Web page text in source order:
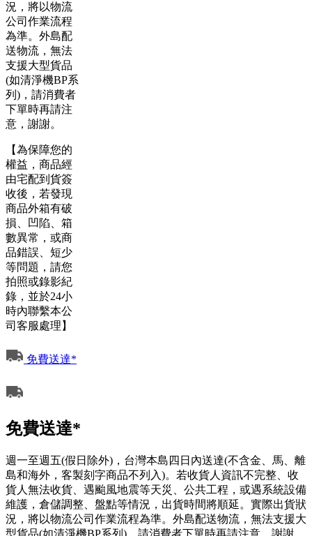
況，將以物流
公司作業流程
為準。外島配
送物流，無法
支援大型貨品
(如清淨機BP系
列)，請消費者
下單時再請注
意，謝謝。
【為保障您的
權益，商品經
由宅配到貨簽
收後，若發現
商品外箱有破
損、凹陷、箱
數異常，或商
品錯誤、短少
等問題，請您
拍照或錄影紀
錄，並於24小
時內聯繫本公
司客服處理】
免費送達*
免費送達*
週一至週五(假日除外)，台灣本島四日內送達(不含金、馬、離
島和海外，客製刻字商品不列入)。若收貨人資訊不完整、收
貨人無法收貨、遇颱風地震等天災、公共工程，或遇系統設備
維護，倉儲調整、盤點等情況，出貨時間將順延。實際出貨狀
況，將以物流公司作業流程為準。外島配送物流，無法支援大
型貨品(如清淨機BP系列)，請消費者下單時再請注意，謝謝。